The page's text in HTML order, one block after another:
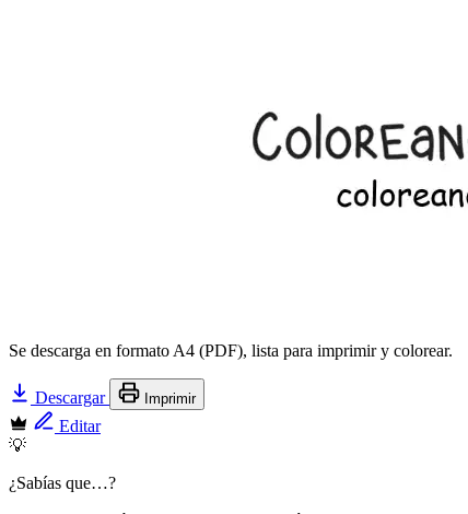
Se descarga en formato A4 (PDF), lista para imprimir y colorear.
Descargar Imprimir
Editar
💡
¿Sabías que…?